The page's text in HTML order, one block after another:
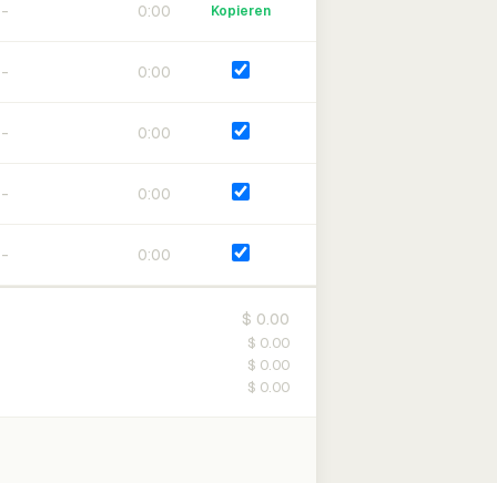
0:00 Kopieren
0:00
0:00
0:00
0:00
$ 0.00
$ 0.00
$ 0.00
$ 0.00